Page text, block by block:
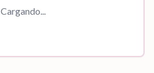
Cargando...